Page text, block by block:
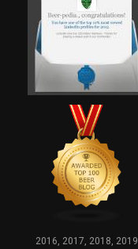
2016, 2017, 2018, 2019